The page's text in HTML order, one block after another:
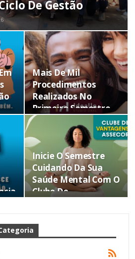
De Gestão
Mais De Mil
Procedimentos
Realizados No
Primeiro Semestre
Mostram A…
Inicie O Semestre
Cuidando Da Sua
Saúde Mental Com O
Clube De…